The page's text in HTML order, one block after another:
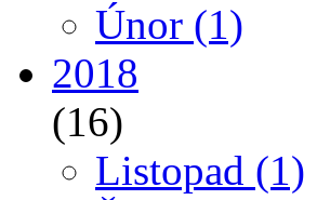
Únor (1)
2018
(16)
Listopad (1)